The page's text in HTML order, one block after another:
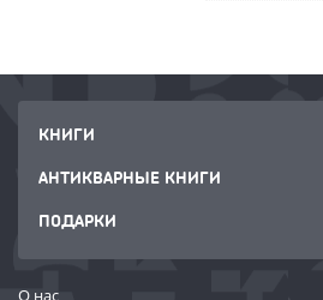
КНИГИ
АНТИКВАРНЫЕ КНИГИ
ПОДАРКИ
О нас